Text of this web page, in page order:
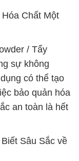
Chất Một
/ Tẩy
sự không
có thể tạo
bảo quản hóa
an toàn là hết
Sâu Sắc về